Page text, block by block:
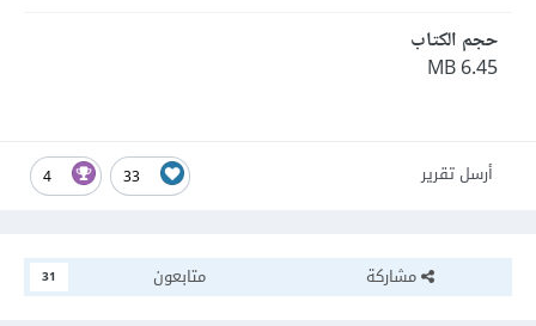
حجم الكتاب
6.45 MB
33
4 أرسل تقرير
مشاركة متابعون 31